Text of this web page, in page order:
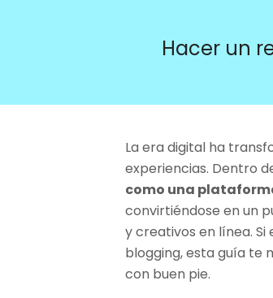
Hacer un
La era digital ha
experiencias. Dentro
como una
convirtiéndose en un
y creativos en línea.
blogging, esta guía te
con buen pie.